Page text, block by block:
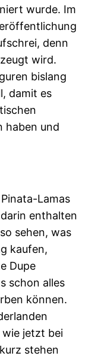
wurde. Im
denn
wird.
bislang
damit es
haben und
Lamas
enthalten
sehen, was
kaufen,
Dupe
schon alles
können.
wie jetzt bei
stehen